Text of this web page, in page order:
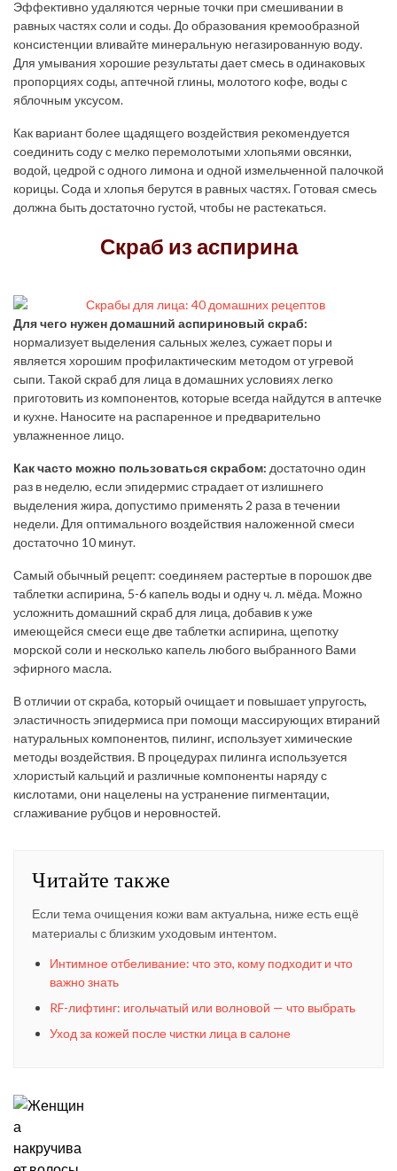
Эффективно удаляются черные точки при смешивании в
равных частях соли и соды. До образования кремообразной
консистенции вливайте минеральную негазированную воду.
Для умывания хорошие результаты дает смесь в одинаковых
пропорциях соды, аптечной глины, молотого кофе, воды с
яблочным уксусом.
Как вариант более щадящего воздействия рекомендуется
соединить соду с мелко перемолотыми хлопьями овсянки,
водой, цедрой с одного лимона и одной измельченной палочкой
корицы. Сода и хлопья берутся в равных частях. Готовая смесь
должна быть достаточно густой, чтобы не растекаться.
Скраб из аспирина
Для чего нужен домашний аспириновый скраб:
нормализует выделения сальных желез, сужает поры и
является хорошим профилактическим методом от угревой
сыпи. Такой скраб для лица в домашних условиях легко
приготовить из компонентов, которые всегда найдутся в аптечке
и кухне. Наносите на распаренное и предварительно
увлажненное лицо.
Как часто можно пользоваться скрабом: достаточно один
раз в неделю, если эпидермис страдает от излишнего
выделения жира, допустимо применять 2 раза в течении
недели. Для оптимального воздействия наложенной смеси
достаточно 10 минут.
Самый обычный рецепт: соединяем растертые в порошок две
таблетки аспирина, 5-6 капель воды и одну ч. л. мёда. Можно
усложнить домашний скраб для лица, добавив к уже
имеющейся смеси еще две таблетки аспирина, щепотку
морской соли и несколько капель любого выбранного Вами
эфирного масла.
В отличии от скраба, который очищает и повышает упругость,
эластичность эпидермиса при помощи массирующих втираний
натуральных компонентов, пилинг, использует химические
методы воздействия. В процедурах пилинга используется
хлористый кальций и различные компоненты наряду с
кислотами, они нацелены на устранение пигментации,
сглаживание рубцов и неровностей.
Читайте также
Если тема очищения кожи вам актуальна, ниже есть ещё
материалы с близким уходовым интентом.
Интимное отбеливание: что это, кому подходит и что
важно знать
RF-лифтинг: игольчатый или волновой — что выбрать
Уход за кожей после чистки лица в салоне